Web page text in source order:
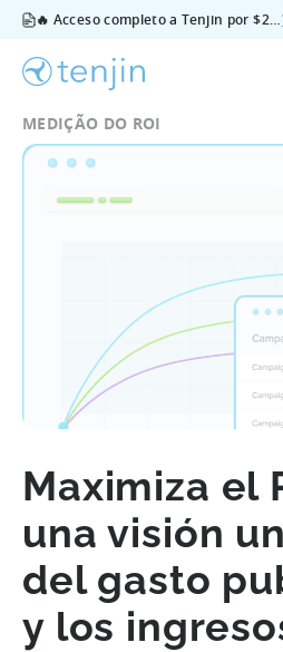
🔥 Acceso completo a Tenjin por $200/mes - todas las funciones, sin complementos, cancela cuando quieras.
MEDIÇÃO DO ROI
Maximiza el
una visión
del gasto
y los